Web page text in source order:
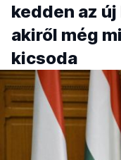
kedden az
akiről még
kicsoda